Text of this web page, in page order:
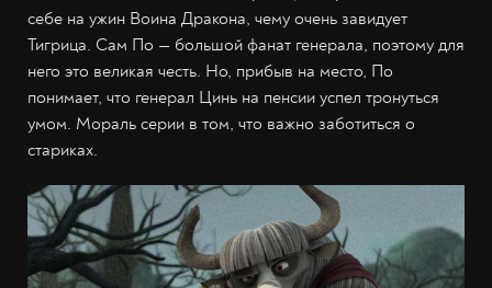
себе на ужин Воина Дракона, чему очень завидует
Тигрица. Сам По — большой фанат генерала, поэтому для
него это великая честь. Но, прибыв на место, По
понимает, что генерал Цинь на пенсии успел тронуться
умом. Мораль серии в том, что важно заботиться о
стариках.